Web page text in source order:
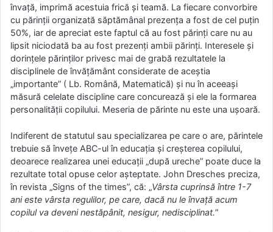
învaţă, imprimă acestuia frică şi teamă. La fiecare convorbire
cu părinţii organizată săptămânal prezenţa a fost de cel puţin
50%, iar de apreciat este faptul că au fost părinţi care nu au
lipsit niciodată ba au fost prezenţi ambii părinţi. Interesele şi
dorinţele părinţilor privesc mai de grabă rezultatele la
disciplinele de învăţământ considerate de aceştia
„importante” ( Lb. Română, Matematică) şi nu în aceeaşi
măsură celelate discipline care concurează şi ele la formarea
personalităţii copilului. Meseria de părinte nu este una uşoară.
Indiferent de statutul sau specializarea pe care o are, părintele
trebuie să înveţe ABC-ul în educaţia şi creşterea copilului,
deoarece realizarea unei educaţii „după ureche” poate duce la
rezultate total opuse celor aşteptate. John Dresches preciza,
în revista „Signs of the times”, că: „Vârsta cuprinsă între 1-7
ani este vârsta regulilor, pe care, dacă nu le învaţă acum
copilul va deveni nestăpânit, nesigur, nedisciplinat.”